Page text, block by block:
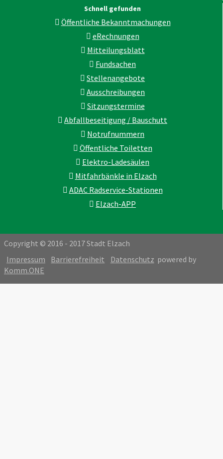
Schnell gefunden
Öffentliche Bekanntmachungen
eRechnungen
Mitteilungsblatt
Fundsachen
Stellenangebote
Ausschreibungen
Sitzungstermine
Abfallbeseitigung / Bauschutt
Notrufnummern
Öffentliche Toiletten
Elektro-Ladesäulen
Mitfahrbänkle in Elzach
ADAC Radservice-Stationen
Elzach-APP
Copyright © 2016 - 2017 Stadt Elzach
Impressum
Barrierefreiheit Datenschutz powered by
Komm.ONE